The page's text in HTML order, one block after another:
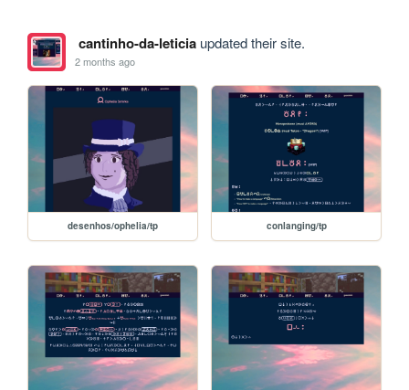
cantinho-da-leticiaupdated their site.
2 months ago
desenhos/ophelia/tp conlanging/tp